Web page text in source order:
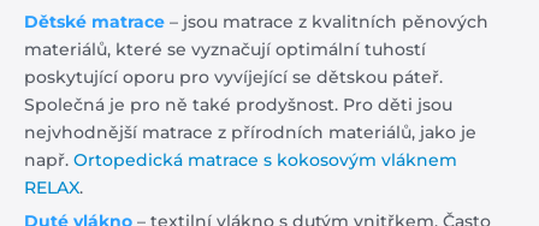
Dětské matrace – jsou matrace z kvalitních pěnových
materiálů, které se vyznačují optimální tuhostí
poskytující oporu pro vyvíjející se dětskou páteř.
Společná je pro ně také prodyšnost. Pro děti jsou
nejvhodnější matrace z přírodních materiálů, jako je
např. Ortopedická matrace s kokosovým vláknem
RELAX.
Duté vlákno – textilní vlákno s dutým vnitřkem. Často